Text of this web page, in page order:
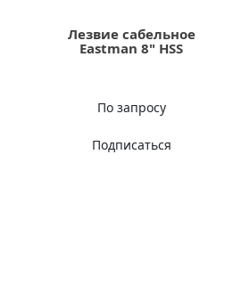
Лезвие сабельное
Eastman 8" HSS
По запросу
Подписаться